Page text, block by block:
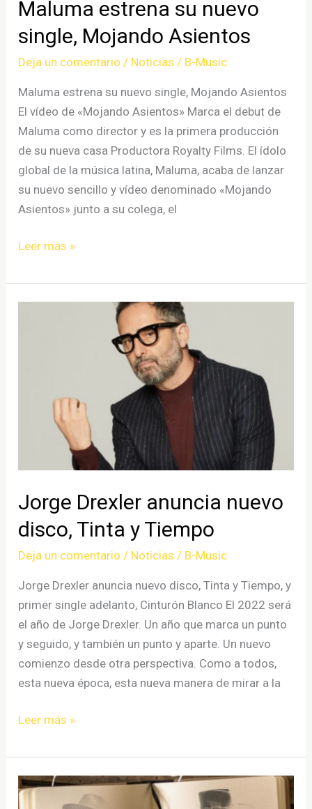
Maluma estrena su nuevo
single, Mojando Asientos
Deja un comentario / Noticias / B-Music
Maluma estrena su nuevo single, Mojando Asientos
El vídeo de «Mojando Asientos» Marca el debut de
Maluma como director y es la primera producción
de su nueva casa Productora Royalty Films. El ídolo
global de la música latina, Maluma, acaba de lanzar
su nuevo sencillo y vídeo denominado «Mojando
Asientos» junto a su colega, el
Maluma
su
nuevo
Leer más »
Jorge Drexler anuncia nuevo
disco, Tinta y Tiempo
Deja un comentario / Noticias / B-Music
Jorge Drexler anuncia nuevo disco, Tinta y Tiempo, y
primer single adelanto, Cinturón Blanco El 2022 será
el año de Jorge Drexler. Un año que marca un punto
y seguido, y también un punto y aparte. Un nuevo
comienzo desde otra perspectiva. Como a todos,
esta nueva época, esta nueva manera de mirar a la
Jorge
anuncia
nuevo
disco,
Leer más »